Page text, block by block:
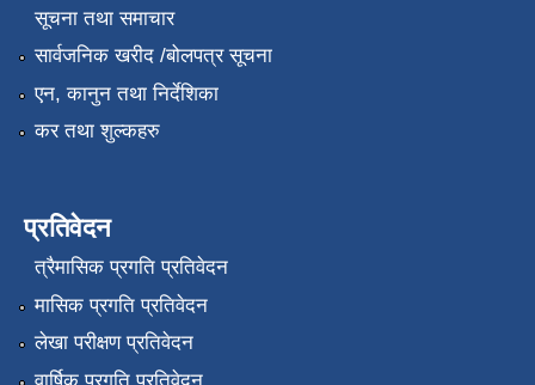
सूचना तथा समाचार
सार्वजनिक खरीद /बोलपत्र सूचना
एन, कानुन तथा निर्देशिका
कर तथा शुल्कहरु
प्रतिवेदन
त्रैमासिक प्रगति प्रतिवेदन
मासिक प्रगति प्रतिवेदन
लेखा परीक्षण प्रतिवेदन
वार्षिक प्रगति प्रतिवेदन